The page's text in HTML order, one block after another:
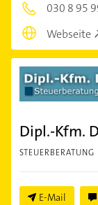
030 8 95
Webseite
Dipl.-Kfm.
STEUERBERATUNG
E-Mail